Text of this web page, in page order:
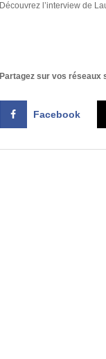
Découvrez l’interview de
Partagez sur vos réseaux
Facebook